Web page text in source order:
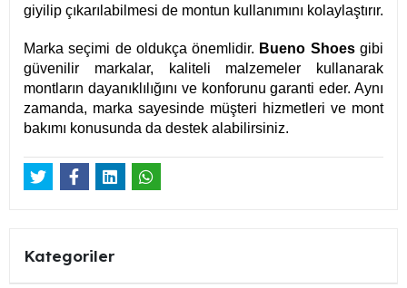
giyilip çıkarılabilmesi de montun kullanımını kolaylaştırır.
Marka seçimi de oldukça önemlidir. Bueno Shoesgibi
güvenilir markalar, kaliteli malzemeler kullanarak
montların dayanıklılığını ve konforunu garanti eder. Aynı
zamanda, marka sayesinde müşteri hizmetleri ve mont
bakımı konusunda da destek alabilirsiniz.
Kategoriler